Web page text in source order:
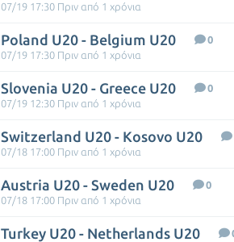
07/19 17:30 Πριν από 1 χρόνια
Poland U20 - Belgium U20
0
07/19 17:30 Πριν από 1 χρόνια
Slovenia U20 - Greece U20
0
07/19 12:30 Πριν από 1 χρόνια
Switzerland U20 - Kosovo U20
07/18 17:00 Πριν από 1 χρόνια
Austria U20 - Sweden U20
0
07/18 17:00 Πριν από 1 χρόνια
Turkey U20 - Netherlands U20